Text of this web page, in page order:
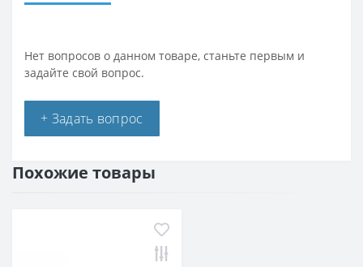
Нет вопросов о данном товаре, станьте первым и
задайте свой вопрос.
+ Задать вопрос
Похожие товары